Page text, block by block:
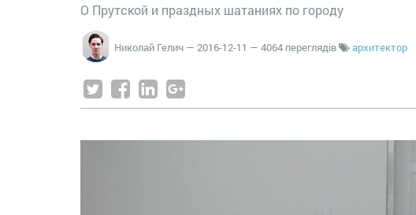
О Прутской и праздных шатаниях по городу
Николай Гелич — 2016-12-11 — 4064 переглядів архитектор